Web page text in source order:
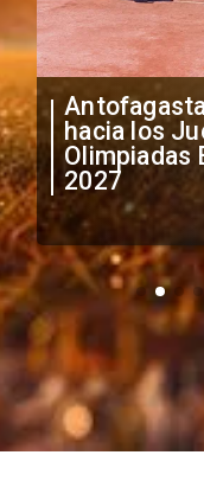
"Falta de
anuncia
irregular
extranjeros